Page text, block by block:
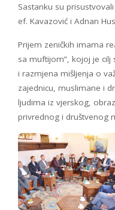
Sastanku su
ef. Kavazović i Adnan
Prijem zeničkih imama
sa muftijom”, kojoj je
i razmjena mišljenja o
zajednicu, muslimane i
ljudima iz vjerskog,
privrednog i društvenog